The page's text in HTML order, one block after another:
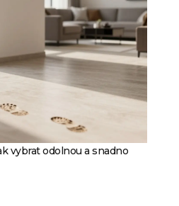
vybrat odolnou a snadno